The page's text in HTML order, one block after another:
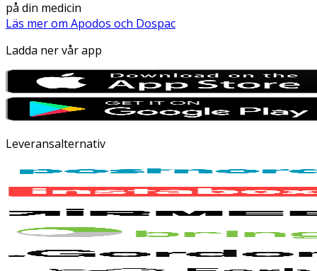
på din medicin
Läs mer om Apodos och Dospac
Ladda ner vår app
Leveransalternativ